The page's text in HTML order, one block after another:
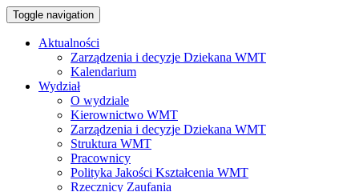
Toggle navigation
Aktualności
Zarządzenia i decyzje Dziekana WMT
Kalendarium
Wydział
O wydziale
Kierownictwo WMT
Zarządzenia i decyzje Dziekana WMT
Struktura WMT
Pracownicy
Polityka Jakości Kształcenia WMT
Rzecznicy Zaufania